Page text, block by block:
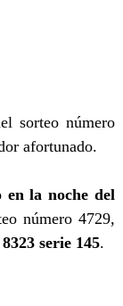
sorteo número
afortunado.
la noche del
número 4729,
8323 serie 145.